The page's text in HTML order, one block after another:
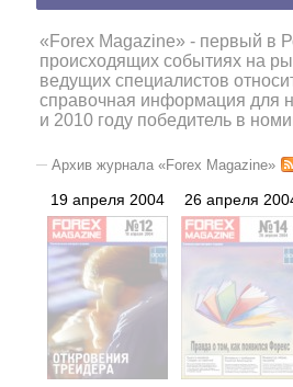
«Forex Magazine» - первый в
происходящих событиях на
ведущих специалистов
справочная информация для
и 2010 году победитель в
Архив журнала «Forex Magazine»
19 апреля 2004 26 апреля